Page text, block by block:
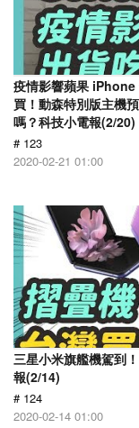
疫情影響蘋果
買！動森特別版主機
嗎？科技小電報(2/20)
# 123
2020-02-21 01:00
三星小米旗艦機駕到
報(2/14)
# 124
2020-02-14 01:00